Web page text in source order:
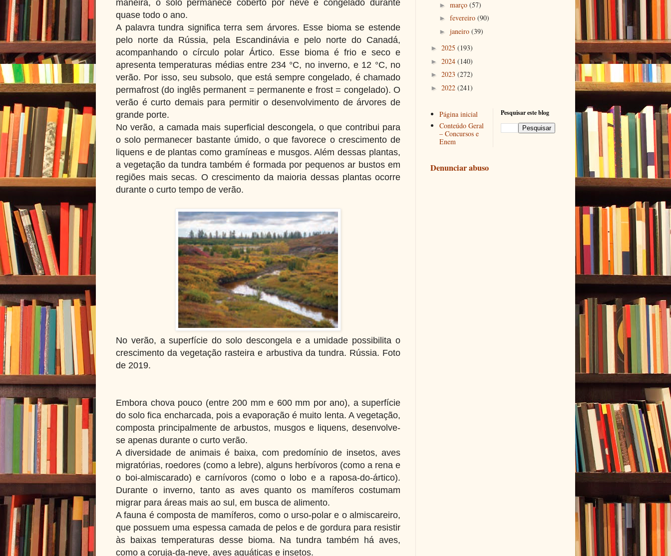
maneira, o solo permanece coberto por neve e congelado durante
quase todo o ano.
A palavra tundra significa terra sem árvores. Esse bioma se estende
pelo norte da Rússia, pela Escandinávia e pelo norte do Canadá,
acompanhando o círculo polar Ártico. Esse bioma é frio e seco e
apresenta temperaturas médias entre 234 °C, no inverno, e 12 °C, no
verão. Por isso, seu subsolo, que está sempre congelado, é chamado
permafrost (do inglês permanent = permanente e frost = congelado). O
verão é curto demais para permitir o desenvolvimento de árvores de
grande porte.
No verão, a camada mais superficial descongela, o que contribui para
o solo permanecer bastante úmido, o que favorece o crescimento de
liquens e de plantas como gramíneas e musgos. Além dessas plantas,
a vegetação da tundra também é formada por pequenos ar bustos em
regiões mais secas. O crescimento da maioria dessas plantas ocorre
durante o curto tempo de verão.
No verão, a superfície do solo descongela e a umidade possibilita o
crescimento da vegetação rasteira e arbustiva da tundra. Rússia. Foto
de 2019.
Embora chova pouco (entre 200 mm e 600 mm por ano), a superfície
do solo fica encharcada, pois a evaporação é muito lenta. A vegetação,
composta principalmente de arbustos, musgos e liquens, desenvolve-
se apenas durante o curto verão.
A diversidade de animais é baixa, com predomínio de insetos, aves
migratórias, roedores (como a lebre), alguns herbívoros (como a rena e
o boi-almiscarado) e carnívoros (como o lobo e a raposa-do-ártico).
Durante o inverno, tanto as aves quanto os mamíferos costumam
migrar para áreas mais ao sul, em busca de alimento.
A fauna é composta de mamíferos, como o urso-polar e o almiscareiro,
que possuem uma espessa camada de pelos e de gordura para resistir
às baixas temperaturas desse bioma. Na tundra também há aves,
como a coruja-da-neve, aves aquáticas e insetos.
► março (57)
► fevereiro (90)
► janeiro (39)
► 2025 (193)
► 2024 (140)
► 2023 (272)
► 2022 (241)
Página inicial
Conteúdo Geral
– Concursos e
Enem
Pesquisar este blog
Denunciar abuso